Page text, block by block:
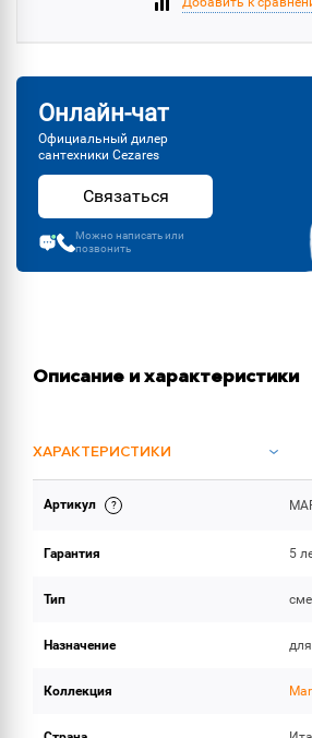
Онлайн-чат
Официальный дилер
сантехники Cezares
Связаться
Можно написать или
позвонить
Описание и характеристики
ХАРАКТЕРИСТИКИ
ОБЪЕМ ПОСТАВКИ
Артикул
Гарантия 5
Тип
Назначение
Коллекция